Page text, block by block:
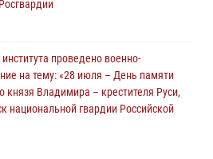
проведено военно-
на тему: «28 июля – День памяти
князя Владимира – крестителя Руси,
национальной гвардии Российской